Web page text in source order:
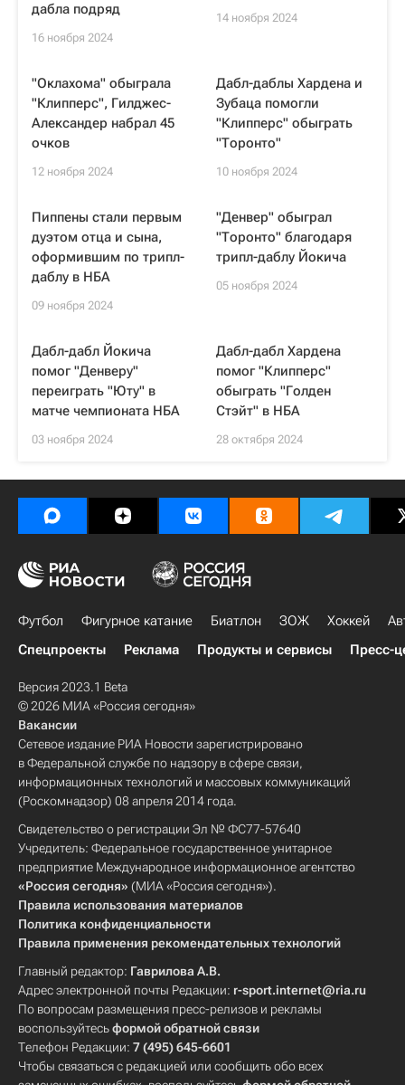
дабла подряд
16 ноября 2024
14 ноября 2024
"Оклахома" обыграла
"Клипперс", Гилджес-
Александер набрал 45
очков
12 ноября 2024
Дабл-даблы Хардена и
Зубаца помогли
"Клипперс" обыграть
"Торонто"
10 ноября 2024
Пиппены стали первым
дуэтом отца и сына,
оформившим по трипл-
даблу в НБА
09 ноября 2024
"Денвер" обыграл
"Торонто" благодаря
трипл-даблу Йокича
05 ноября 2024
Дабл-дабл Йокича
помог "Денверу"
переиграть "Юту" в
матче чемпионата НБА
03 ноября 2024
Дабл-дабл Хардена
помог "Клипперс"
обыграть "Голден
Стэйт" в НБА
28 октября 2024
Футбол Фигурное катание Биатлон ЗОЖ Хоккей
Спецпроекты
Реклама Продукты и сервисы Пресс-
Версия 2023.1 Beta
© 2026 МИА «Россия сегодня»
Вакансии
Сетевое издание РИА Новости зарегистрировано
в Федеральной службе по надзору в сфере связи,
информационных технологий и массовых коммуникаций
(Роскомнадзор) 08 апреля 2014 года.
Свидетельство о регистрации Эл № ФС77-57640
Учредитель: Федеральное государственное унитарное
предприятие Международное информационное агентство
«Россия сегодня» (МИА «Россия сегодня»).
Правила использования материалов
Политика конфиденциальности
Правила применения рекомендательных технологий
Главный редактор: Гаврилова А.В.
Адрес электронной почты Редакции: r-sport.internet@ria.ru
По вопросам размещения пресс-релизов и рекламы
воспользуйтесьформой обратной связи
Телефон Редакции: 7 (495) 645-6601
Чтобы связаться с редакцией или сообщить обо всех